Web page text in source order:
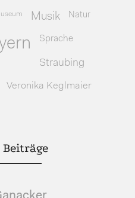
Musik Natur
Sprache
Straubing
Veronika Keglmaier
Beiträge